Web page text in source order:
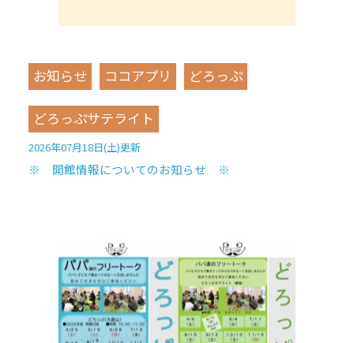
お知らせ ココアプリ どろっぷ
どろっぷサテライト
2026年07月18日(土)更新
※ 開館情報についてのお知らせ ※